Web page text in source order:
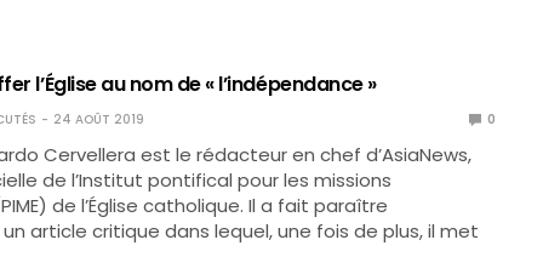
l’Église au nom de « l’indépendance »
24 AOÛT 2019 0
Cervellera est le rédacteur en chef d’AsiaNews,
de l’Institut pontifical pour les missions
de l’Église catholique. Il a fait paraître
article critique dans lequel, une fois de plus, il met